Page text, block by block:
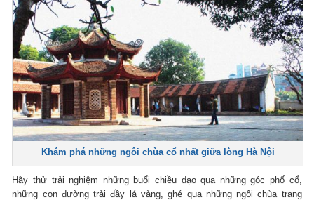
Khám phá những ngôi chùa cổ nhất giữa lòng Hà Nội
Hãy thử trải nghiệm những buổi chiều dạo qua những góc phố cổ,
những con đường trải đầy lá vàng, ghé qua những ngôi chùa trang